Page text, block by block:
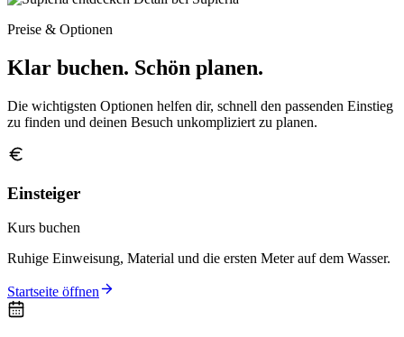
Preise & Optionen
Klar buchen. Schön planen.
Die wichtigsten Optionen helfen dir, schnell den passenden Einstieg
zu finden und deinen Besuch unkompliziert zu planen.
Einsteiger
Kurs buchen
Ruhige Einweisung, Material und die ersten Meter auf dem Wasser.
Startseite öffnen